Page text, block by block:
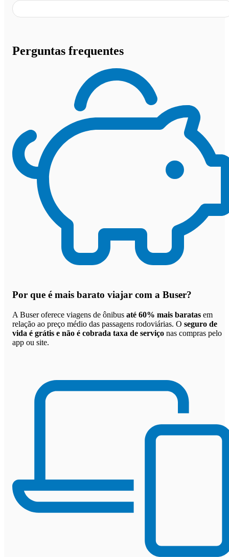
Perguntas frequentes
Por que é mais barato viajar com a Buser?
A Buser oferece viagens de ônibus até 60% mais baratas em
relação ao preço médio das passagens rodoviárias. O seguro de
vida é grátis e não é cobrada taxa de serviço nas compras pelo
app ou site.